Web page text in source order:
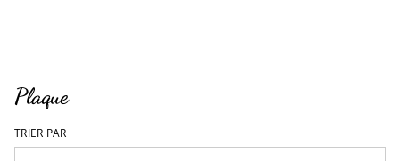
Plaque
TRIER PAR